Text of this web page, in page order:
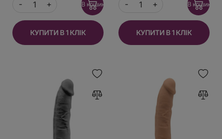
В кошик
КУПИТИ В 1 КЛІК
В кошик
КУПИТИ В 1 КЛІК